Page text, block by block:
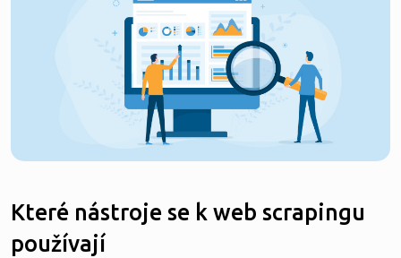
Které nástroje se k web scrapingu
používají